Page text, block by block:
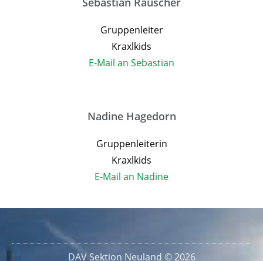
Gruppenleiter
Kraxlkids
E-Mail an Sebastian
Nadine Hagedorn
Gruppenleiterin
Kraxlkids
E-Mail an Nadine
DAV Sektion Neuland © 2026